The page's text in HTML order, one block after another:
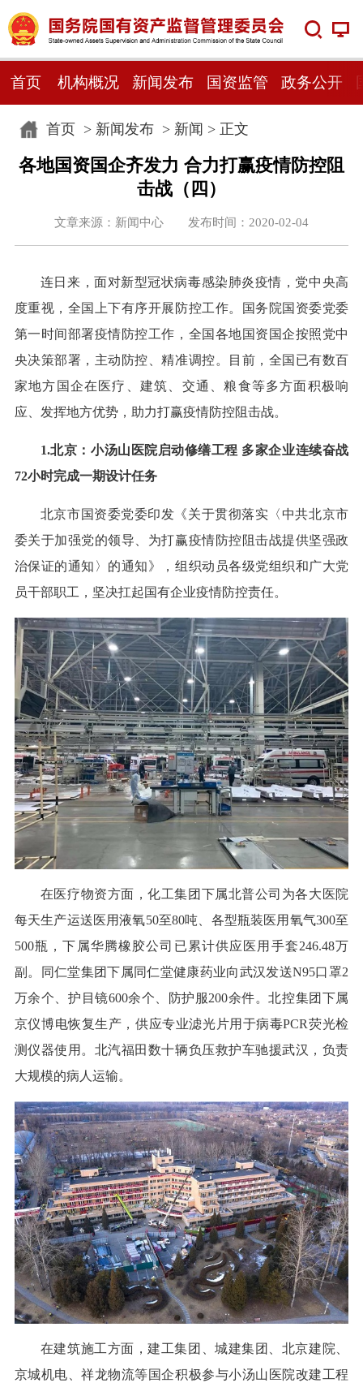
首页 机构概况 新闻发布 国资监管 政务公开
首页> 新闻发布> 新闻 > 正文
各地国资国企齐发力 合力打赢疫情防控阻
击战（四）
文章来源：新闻中心 发布时间：2020-02-04
连日来，面对新型冠状病毒感染肺炎疫情，党中央高
度重视，全国上下有序开展防控工作。国务院国资委党委
第一时间部署疫情防控工作，全国各地国资国企按照党中
央决策部署，主动防控、精准调控。目前，全国已有数百
家地方国企在医疗、建筑、交通、粮食等多方面积极响
应、发挥地方优势，助力打赢疫情防控阻击战。
1.北京：小汤山医院启动修缮工程 多家企业连续奋战
72小时完成一期设计任务
北京市国资委党委印发《关于贯彻落实〈中共北京市
委关于加强党的领导、为打赢疫情防控阻击战提供坚强政
治保证的通知〉的通知》，组织动员各级党组织和广大党
员干部职工，坚决扛起国有企业疫情防控责任。
在医疗物资方面，化工集团下属北普公司为各大医院
每天生产运送医用液氧50至80吨、各型瓶装医用氧气300至
500瓶，下属华腾橡胶公司已累计供应医用手套246.48万
副。同仁堂集团下属同仁堂健康药业向武汉发送N95口罩2
万余个、护目镜600余个、防护服200余件。北控集团下属
京仪博电恢复生产，供应专业滤光片用于病毒PCR荧光检
测仪器使用。北汽福田数十辆负压救护车驰援武汉，负责
大规模的病人运输。
在建筑施工方面，建工集团、城建集团、北京建院、
京城机电、祥龙物流等国企积极参与小汤山医院改建工程